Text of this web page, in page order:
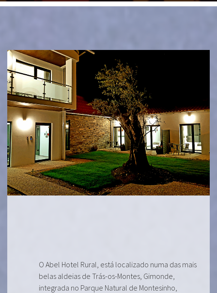
O Abel Hotel Rural, está localizado numa das mais
belas aldeias de Trás-os-Montes, Gimonde,
integrada no Parque Natural de Montesinho,